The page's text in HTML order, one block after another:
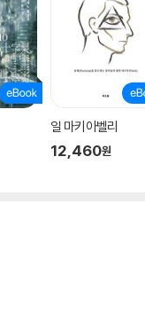
일 마키아벨리
12,460원